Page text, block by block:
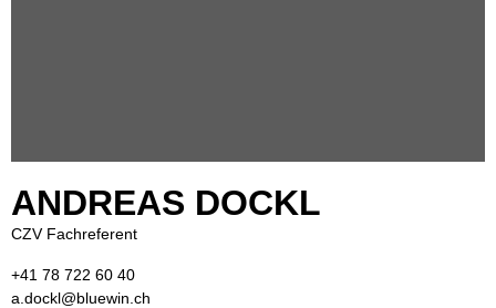
ANDREAS DOCKL
CZV Fachreferent
+41 78 722 60 40
a.dockl@bluewin.ch